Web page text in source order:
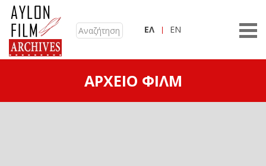
ΕΛ EN
ΑΡΧΕΊΟ ΦΙΛΜ